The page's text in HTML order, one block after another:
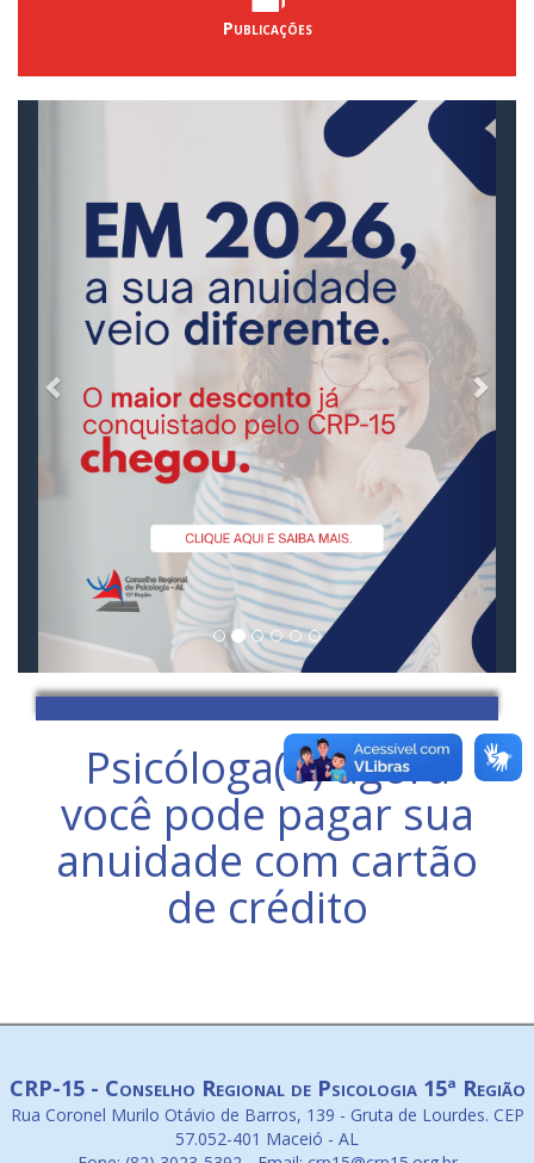
Publicações
Psicóloga(o) agora
você pode pagar sua
anuidade com cartão
de crédito
CRP-15 - Conselho Regional de Psicologia 15ª Região
Rua Coronel Murilo Otávio de Barros, 139 - Gruta de Lourdes. CEP
57.052-401 Maceió - AL